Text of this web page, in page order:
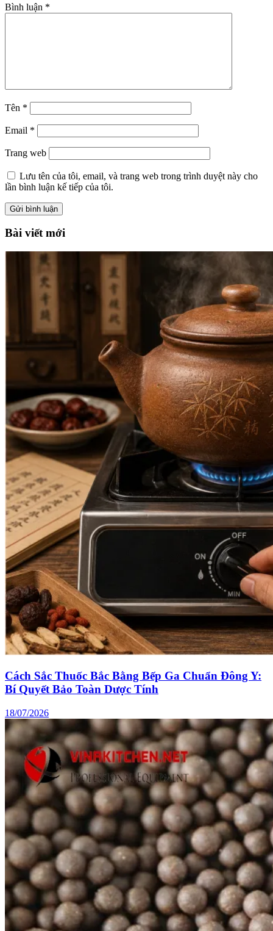
Bình luận *
Tên *
Email *
Trang web
Lưu tên của tôi, email, và trang web trong trình duyệt này cho
lần bình luận kế tiếp của tôi.
Bài viết mới
Cách Sắc Thuốc Bắc Bằng Bếp Ga Chuẩn Đông Y:
Bí Quyết Bảo Toàn Dược Tính
18/07/2026